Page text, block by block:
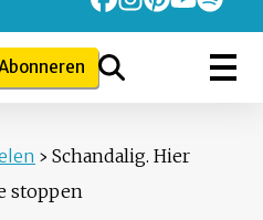
› Schandalig. Hier
stoppen